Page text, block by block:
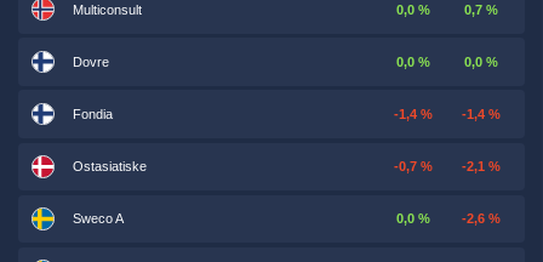
Multiconsult 0,0 % 0,7 %
Dovre 0,0 % 0,0 %
Fondia -1,4 % -1,4 %
Ostasiatiske -0,7 % -2,1 %
Sweco A 0,0 % -2,6 %